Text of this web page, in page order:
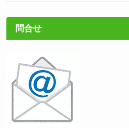
問合せ